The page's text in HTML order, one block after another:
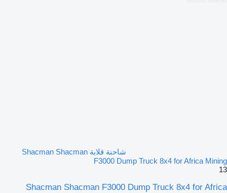
شاحنة قلابة Shacman Shacman
F3000 Dump Truck 8x4 for Africa Mining
13
Shacman Shacman F3000 Dump Truck 8x4 for Africa